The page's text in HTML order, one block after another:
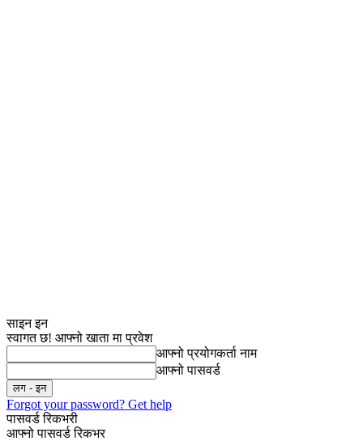
साइन इन
स्वागत छ! आफ्नो खाता मा प्रवेश
आफ्नो प्रयोगकर्ता नाम
आफ्नो पासवर्ड
Forgot your password? Get help
पासवर्ड रिकभरी
आफ्नो पासवर्ड रिकभर